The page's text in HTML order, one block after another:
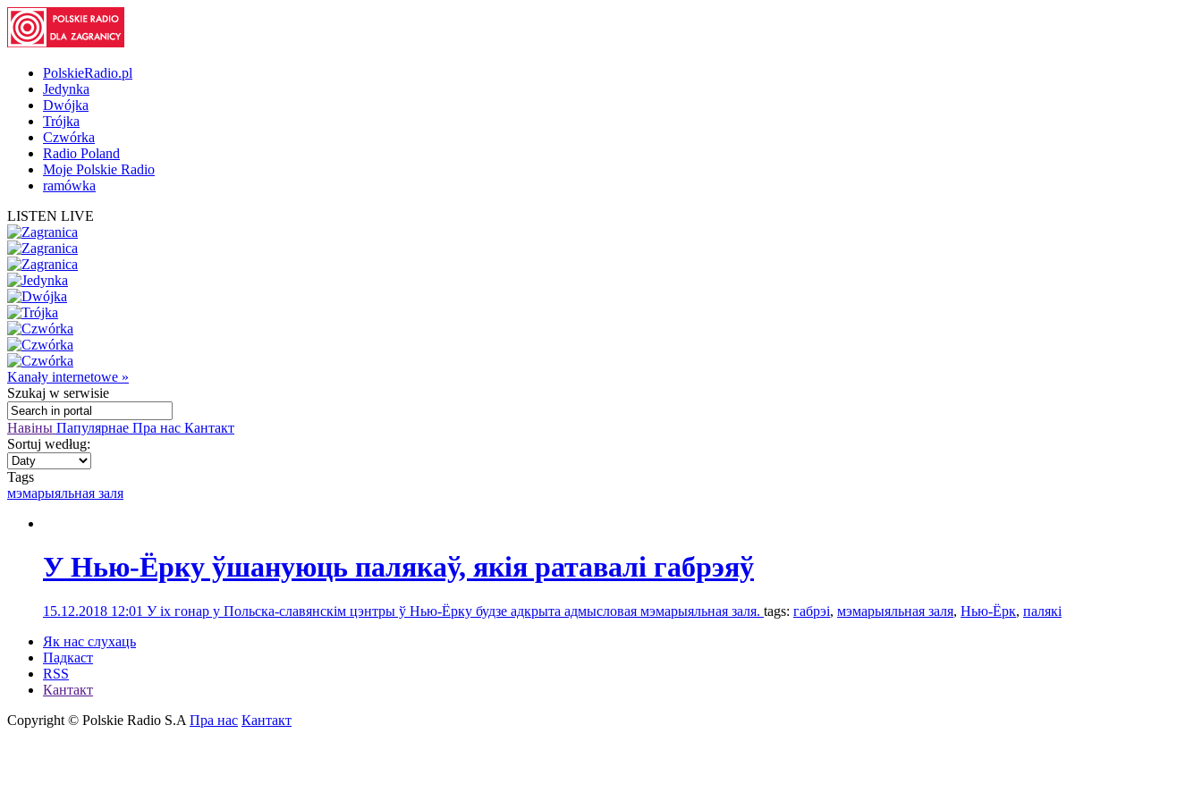
PolskieRadio.pl
Jedynka
Dwójka
Trójka
Czwórka
Radio Poland
Moje Polskie Radio
ramówka
LISTEN LIVE
Kanały internetowe »
Szukaj w serwisie
Навіны Папулярнае Пра нас Кантакт
Sortuj według:
Tags
мэмарыяльная заля
У Нью-Ёрку ўшануюць палякаў, якія ратавалі габрэяў
15.12.2018 12:01 У іх гонар у Польска-славянскім цэнтры ў Нью-Ёрку будзе адкрыта адмысловая мэмарыяльная заля. tags: габрэi, мэмарыяльная заля, Нью-Ёрк, палякі
Як нас слухаць
Падкаст
RSS
Кантакт
Copyright © Polskie Radio S.A Пра нас Кантакт